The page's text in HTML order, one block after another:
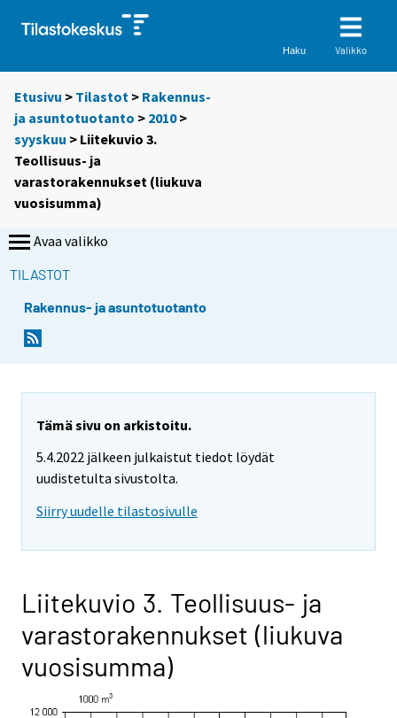
Haku Valikko
Etusivu > Tilastot > Rakennus-
ja asuntotuotanto > 2010>
syyskuu > Liitekuvio 3.
Teollisuus- ja
varastorakennukset (liukuva
vuosisumma)
Avaa valikko
TILASTOT
Rakennus- ja asuntotuotanto
Tämä sivu on arkistoitu.
5.4.2022 jälkeen julkaistut tiedot löydät
uudistetulta sivustolta.
Siirry uudelle tilastosivulle
Liitekuvio 3. Teollisuus- ja
varastorakennukset (liukuva
vuosisumma)